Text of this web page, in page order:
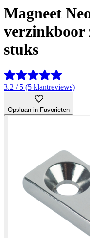
Magneet
verzinkboor
stuks
3.2 / 5 (5 klantreviews)
Opslaan in Favorieten